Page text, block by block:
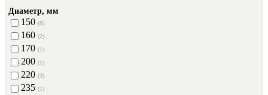
Диаметр, мм
150 (8)
160 (2)
170 (1)
200 (1)
220 (3)
235 (1)